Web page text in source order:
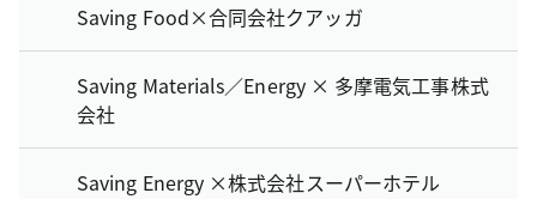
Saving Food×合同会社クアッガ
Saving Materials／Energy × 多摩電気工事株式
会社
Saving Energy ×株式会社スーパーホテル